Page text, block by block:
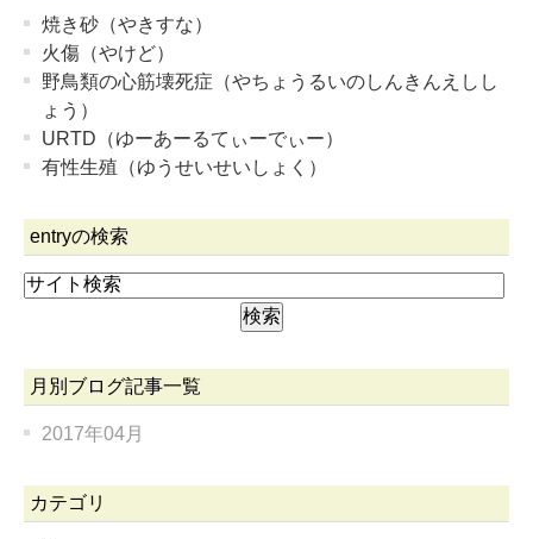
焼き砂（やきすな）
火傷（やけど）
野鳥類の心筋壊死症（やちょうるいのしんきんえしし
ょう）
URTD（ゆーあーるてぃーでぃー）
有性生殖（ゆうせいせいしょく）
entryの検索
月別ブログ記事一覧
2017年04月
カテゴリ